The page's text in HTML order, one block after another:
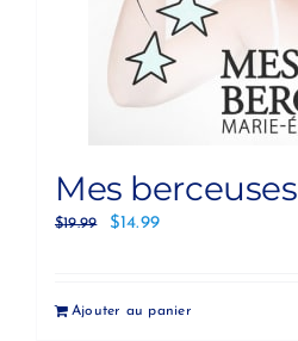
Mes berceuses
$19.99 $14.99
Ajouter au panier